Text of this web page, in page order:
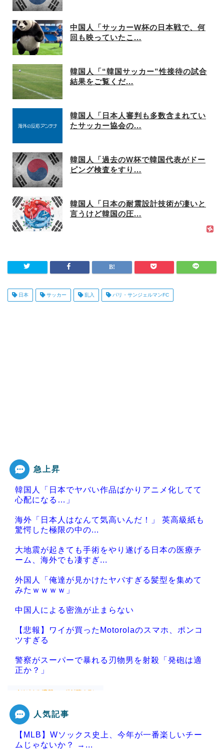
中国人「サッカーW杯の日本戦で、何
回も映っていたこ...
韓国人「“韓国サッカー”性接待の試合
結果をご覧くだ...
韓国人「日本人審判も多数含まれてい
たサッカー協会の...
韓国人「過去のW杯で韓国代表がドー
ピング検査をすり...
韓国人「日本の耐震設計技術が凄いと
言うけど韓国の圧...
日本 サッカー 乱入 パリ・サンジェルマンFC
急上昇
韓国人「日本でヤバい作品ばかりアニメ化してて
心配になる…」
海外「日本人はなんて気高いんだ！」 英高級紙も
驚愕した極限の中の...
大地震が起きても手術をやり遂げる日本の医療チ
ーム、海外でも凄すぎ...
外国人「俺達が見かけたヤバすぎる髪型を集めて
みたｗｗｗｗ」
中国人による密漁が止まらない
【悲報】ワイが買ったMotorolaのスマホ、ポンコ
ツすぎる
警察がスーパーで暴れる刃物男を射殺「発砲は適
正か？」
Powered by livedoor 相互RSS
人気記事
【MLB】Wソックス史上、今年が一番楽しいチー
ムじゃないか？ →...